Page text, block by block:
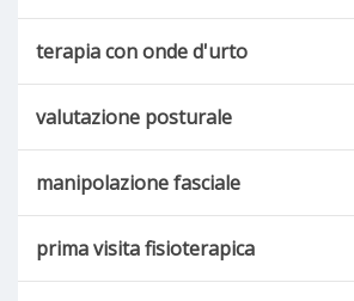
terapia con onde d'urto
valutazione posturale
manipolazione fasciale
prima visita fisioterapica